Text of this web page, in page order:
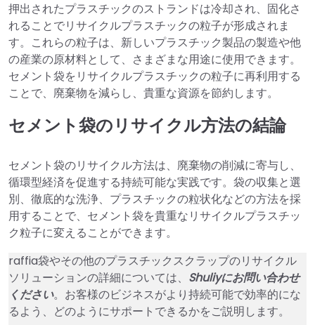
レ
ッ
ト
化
機
械
押出されたプラスチックのストランドは冷却され、固化さ
れることでリサイクルプラスチックの粒子が形成されま
す。これらの粒子は、新しいプラスチック製品の製造や他
の産業の原材料として、さまざまな用途に使用できます。
セメント袋をリサイクルプラスチックの粒子に再利用する
ことで、廃棄物を減らし、貴重な資源を節約します。
セメント袋のリサイクル方法の結論
セメント袋のリサイクル方法は、廃棄物の削減に寄与し、
循環型経済を促進する持続可能な実践です。袋の収集と選
別、徹底的な洗浄、プラスチックの粒状化などの方法を採
用することで、セメント袋を貴重なリサイクルプラスチッ
ク粒子に変えることができます。
raffia袋やその他のプラスチックスクラップのリサイクル
ソリューションの詳細については、 Shuliyにお問い合わせ
ください。お客様のビジネスがより持続可能で効率的にな
るよう、どのようにサポートできるかをご説明します。